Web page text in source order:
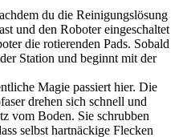
du die Reinigungslösung
und den Roboter eingeschaltet
die rotierenden Pads. Sobald
Station und beginnt mit der
Magie passiert hier. Die
drehen sich schnell und
vom Boden. Sie schrubben
selbst hartnäckige Flecken